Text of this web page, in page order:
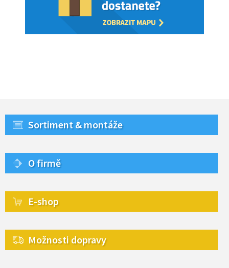
Sortiment & montáže
O firmě
E-shop
Možnosti dopravy